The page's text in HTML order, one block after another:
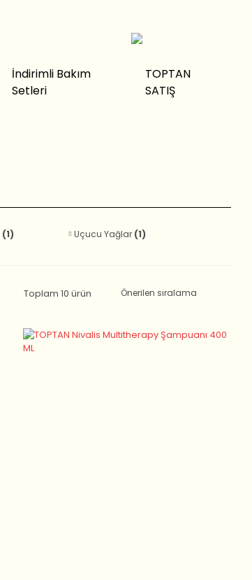
İndirimli Bakım
Setleri
TOPTAN
SATIŞ
(1) Uçucu Yağlar (1)
Toplam 10 ürün